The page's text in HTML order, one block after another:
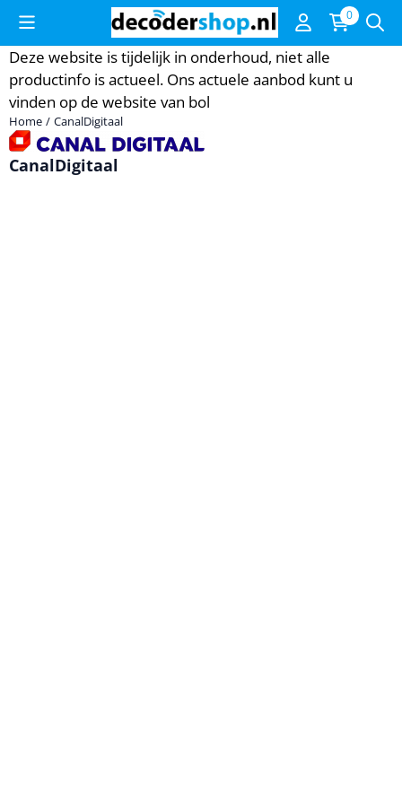
Cookievoorkeuren zijn momenteel gesloten. 0
Deze website is tijdelijk in onderhoud, niet alle
productinfo is actueel. Ons actuele aanbod kunt u
vinden op de website van bol
Home / CanalDigitaal
CanalDigitaal